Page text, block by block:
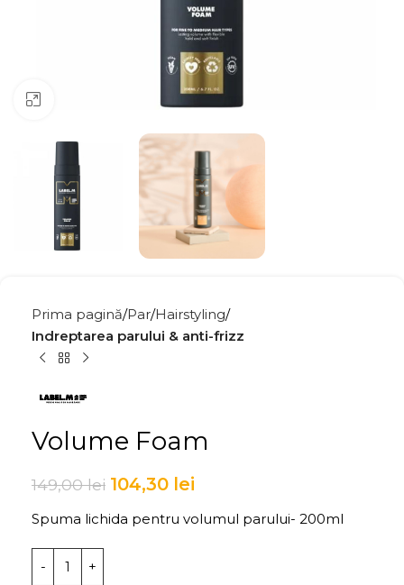
Prima pagină Par Hairstyling
Indreptarea parului & anti-frizz
Volume Foam
149,00lei 104,30 lei
Spuma lichida pentru volumul parului- 200ml